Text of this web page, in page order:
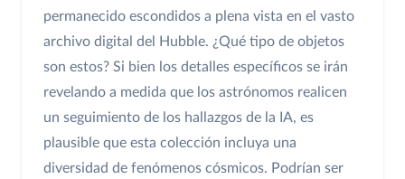
permanecido escondidos a plena vista en el vasto
archivo digital del Hubble. ¿Qué tipo de objetos
son estos? Si bien los detalles específicos se irán
revelando a medida que los astrónomos realicen
un seguimiento de los hallazgos de la IA, es
plausible que esta colección incluya una
diversidad de fenómenos cósmicos. Podrían ser